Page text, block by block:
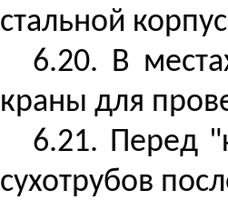
стальной
6.20. В
краны для
6.21. Перед
сухотрубов